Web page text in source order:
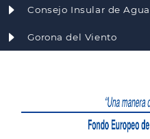
Consejo Insular de
Gorona del Viento